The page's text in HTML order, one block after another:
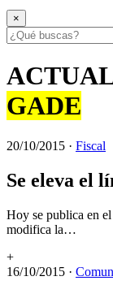
×
GADE
20/10/2015 · Fiscal
Se eleva el
Hoy se publica en
modifica la…
+
16/10/2015 ·